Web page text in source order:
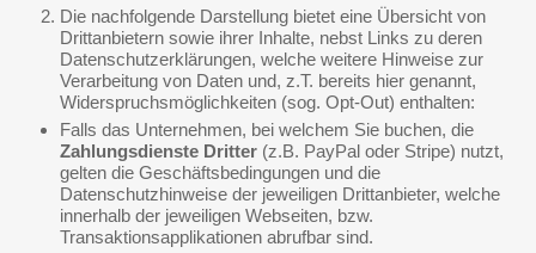
Die nachfolgende Darstellung bietet eine Übersicht von
Drittanbietern sowie ihrer Inhalte, nebst Links zu deren
Datenschutzerklärungen, welche weitere Hinweise zur
Verarbeitung von Daten und, z.T. bereits hier genannt,
Widerspruchsmöglichkeiten (sog. Opt-Out) enthalten:
Falls das Unternehmen, bei welchem Sie buchen, die
Zahlungsdienste Dritter (z.B. PayPal oder Stripe) nutzt,
gelten die Geschäftsbedingungen und die
Datenschutzhinweise der jeweiligen Drittanbieter, welche
innerhalb der jeweiligen Webseiten, bzw.
Transaktionsapplikationen abrufbar sind.